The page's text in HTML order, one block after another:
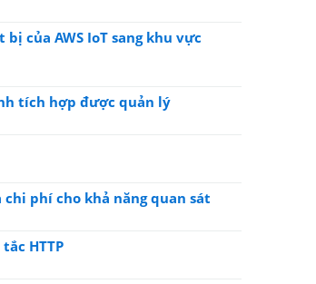
của AWS IoT sang khu vực
tích hợp được quản lý
phí cho khả năng quan sát
HTTP